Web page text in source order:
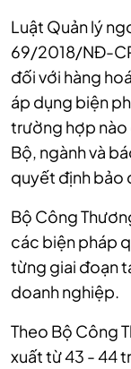
Luật Quản lý
69/2018/NĐ-
đối với hàng
áp dụng biện
trường hợp nào
Bộ, ngành và
quyết định bảo
Bộ Công
các biện pháp
từng giai đoạn
doanh nghiệp.
Theo Bộ Công
xuất từ 43 - 44